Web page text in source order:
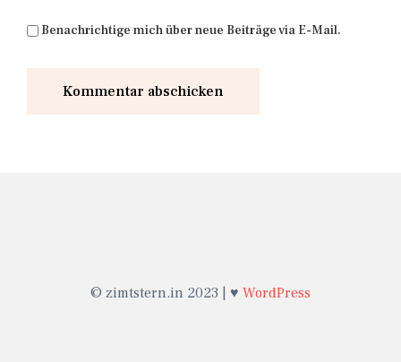
Benachrichtige mich über neue Beiträge via E-Mail.
© zimtstern.in 2023 | ♥ WordPress